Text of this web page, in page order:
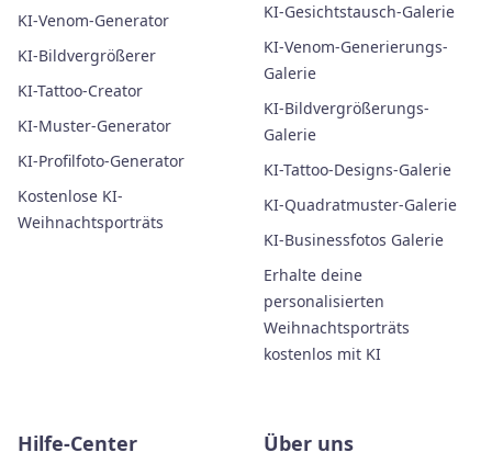
KI-Venom-Generator
KI-Bildvergrößerer
KI-Tattoo-Creator
KI-Muster-Generator
KI-Profilfoto-Generator
Kostenlose KI-
Weihnachtsporträts
KI-Gesichtstausch-Galerie
KI-Venom-Generierungs-
Galerie
KI-Bildvergrößerungs-
Galerie
KI-Tattoo-Designs-Galerie
KI-Quadratmuster-Galerie
KI-Businessfotos Galerie
Erhalte deine
personalisierten
Weihnachtsporträts
kostenlos mit KI
Hilfe-Center Über uns